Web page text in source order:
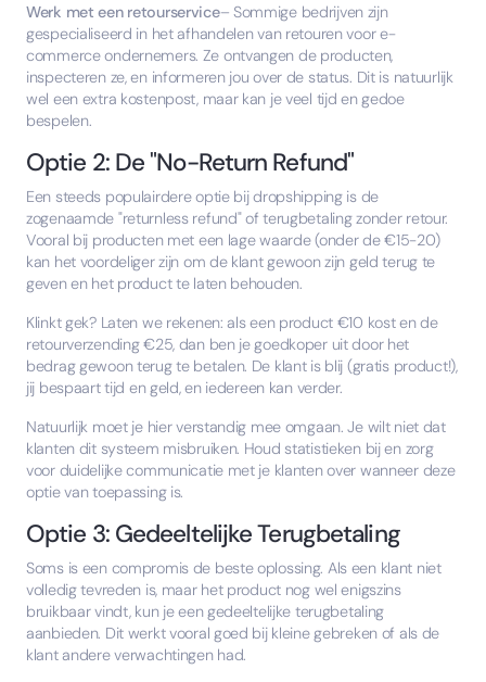
Werk met een retourservice– Sommige bedrijven zijn
gespecialiseerd in het afhandelen van retouren voor e-
commerce ondernemers. Ze ontvangen de producten,
inspecteren ze, en informeren jou over de status. Dit is natuurlijk
wel een extra kostenpost, maar kan je veel tijd en gedoe
bespelen.
Optie 2: De "No-Return Refund"
Een steeds populairdere optie bij dropshipping is de
zogenaamde "returnless refund" of terugbetaling zonder retour.
Vooral bij producten met een lage waarde (onder de €15-20)
kan het voordeliger zijn om de klant gewoon zijn geld terug te
geven en het product te laten behouden.
Klinkt gek? Laten we rekenen: als een product €10 kost en de
retourverzending €25, dan ben je goedkoper uit door het
bedrag gewoon terug te betalen. De klant is blij (gratis product!),
jij bespaart tijd en geld, en iedereen kan verder.
Natuurlijk moet je hier verstandig mee omgaan. Je wilt niet dat
klanten dit systeem misbruiken. Houd statistieken bij en zorg
voor duidelijke communicatie met je klanten over wanneer deze
optie van toepassing is.
Optie 3: Gedeeltelijke Terugbetaling
Soms is een compromis de beste oplossing. Als een klant niet
volledig tevreden is, maar het product nog wel enigszins
bruikbaar vindt, kun je een gedeeltelijke terugbetaling
aanbieden. Dit werkt vooral goed bij kleine gebreken of als de
klant andere verwachtingen had.